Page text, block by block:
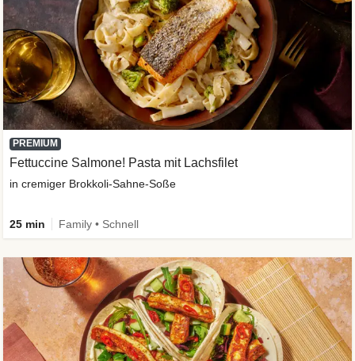
PREMIUM
Fettuccine Salmone! Pasta mit Lachsfilet
in cremiger Brokkoli-Sahne-Soße
25 min Family • Schnell